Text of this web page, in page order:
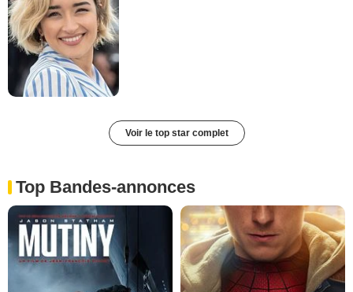
Voir le top star complet
Top Bandes-annonces